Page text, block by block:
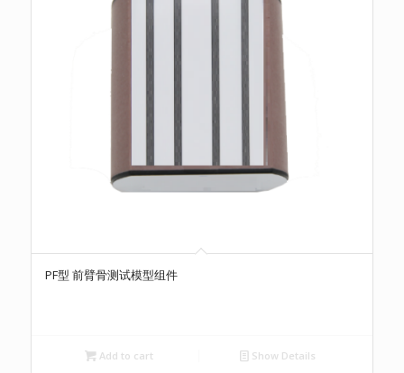
PF型 前臂骨测试模型组件
Add to cart Show Details